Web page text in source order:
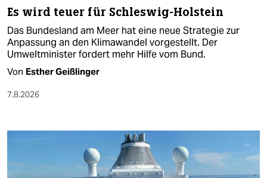
Es wird teuer für Schleswig-Holstein
Das Bundesland am Meer hat eine neue Strategie zur
Anpassung an den Klimawandel vorgestellt. Der
Umweltminister fordert mehr Hilfe vom Bund.
Von Esther Geißlinger
7.8.2026